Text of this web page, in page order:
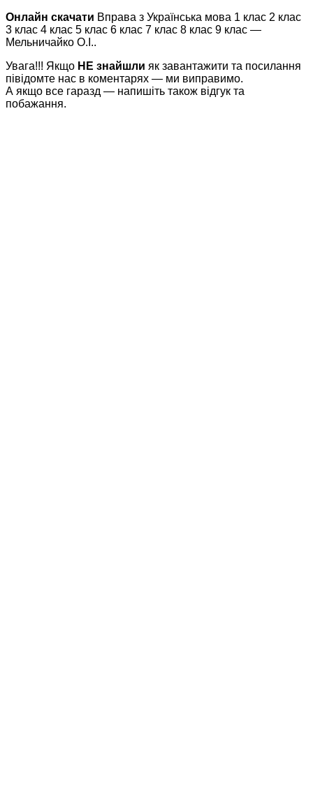
Онлайн скачати Вправа з Українська мова 1 клас 2 клас
3 клас 4 клас 5 клас 6 клас 7 клас 8 клас 9 клас —
Мельничайко О.І..
Увага!!! Якщо НЕ знайшли як завантажити та посилання
півідомте нас в коментарях — ми виправимо.
А якщо все гаразд — напишіть також відгук та
побажання.